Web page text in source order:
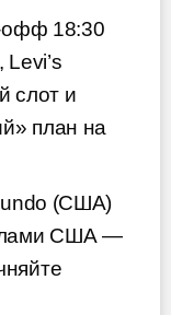
офф 18:30
слот и
план на
(США)
США —